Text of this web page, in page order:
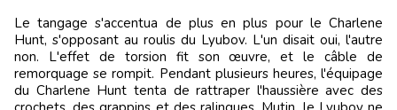
Le tangage s'accentua de plus en plus pour le Charlene
Hunt, s'opposant au roulis du Lyubov. L'un disait oui, l'autre
non. L'effet de torsion fit son œuvre, et le câble de
remorquage se rompit. Pendant plusieurs heures, l'équipage
du Charlene Hunt tenta de rattraper l'haussière avec des